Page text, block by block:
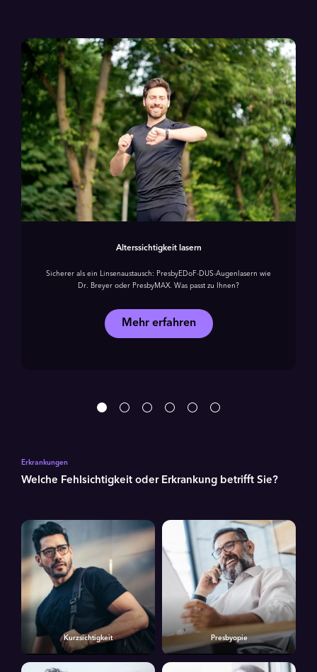
Alters­sichtigkeit lasern
Sicherer als ein Linsenaustausch: PresbyEDoF-DUS-Augenlasern wie
Dr. Breyer oder PresbyMAX. Was passt zu Ihnen?
Mehr erfahren
Erkrankungen
Welche Fehlsichtigkeit oder Erkrankung betrifft Sie?
Kurzsichtigkeit Presbyopie